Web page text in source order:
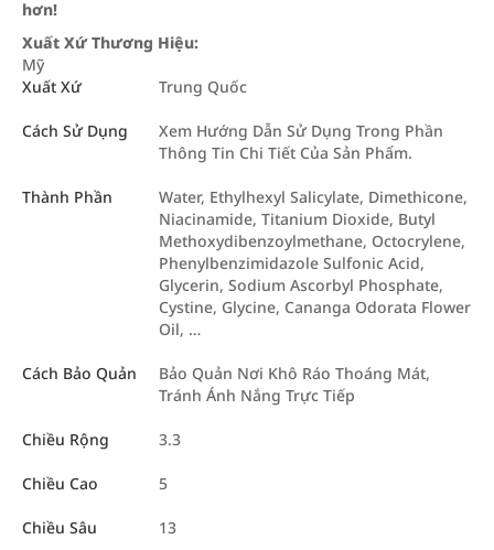
hơn!
Xuất Xứ Thương Hiệu:
Mỹ
Xuất Xứ
Trung Quốc
Cách Sử Dụng
Xem Hướng Dẫn Sử Dụng Trong Phần
Thông Tin Chi Tiết Của Sản Phẩm.
Thành Phần
Water, Ethylhexyl Salicylate, Dimethicone,
Niacinamide, Titanium Dioxide, Butyl
Methoxydibenzoylmethane, Octocrylene,
Phenylbenzimidazole Sulfonic Acid,
Glycerin, Sodium Ascorbyl Phosphate,
Cystine, Glycine, Cananga Odorata Flower
Oil, …
Cách Bảo Quản
Bảo Quản Nơi Khô Ráo Thoáng Mát,
Tránh Ánh Nắng Trực Tiếp
Chiều Rộng 3.3
Chiều Cao 5
Chiều Sâu 13